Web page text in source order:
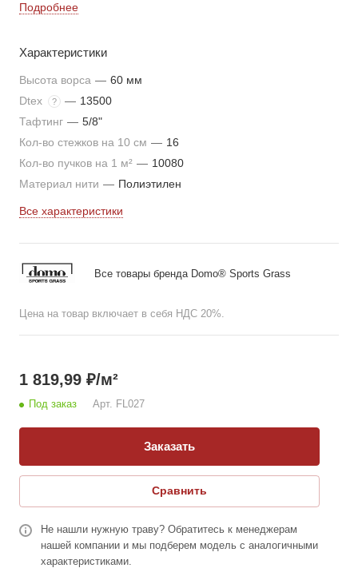
Подробнее
Характеристики
Высота ворса — 60 мм
Dtex
? — 13500
Тафтинг — 5/8"
Кол-во стежков на 10 см — 16
Кол-во пучков на 1 м² — 10080
Материал нити — Полиэтилен
Все характеристики
Все товары бренда Domo® Sports Grass
Цена на товар включает в себя НДС 20%.
1 819,99 ₽/м²
Под заказ Арт. FL027
Заказать
Сравнить
Не нашли нужную траву? Обратитесь к менеджерам
нашей компании и мы подберем модель с аналогичными
характеристиками.